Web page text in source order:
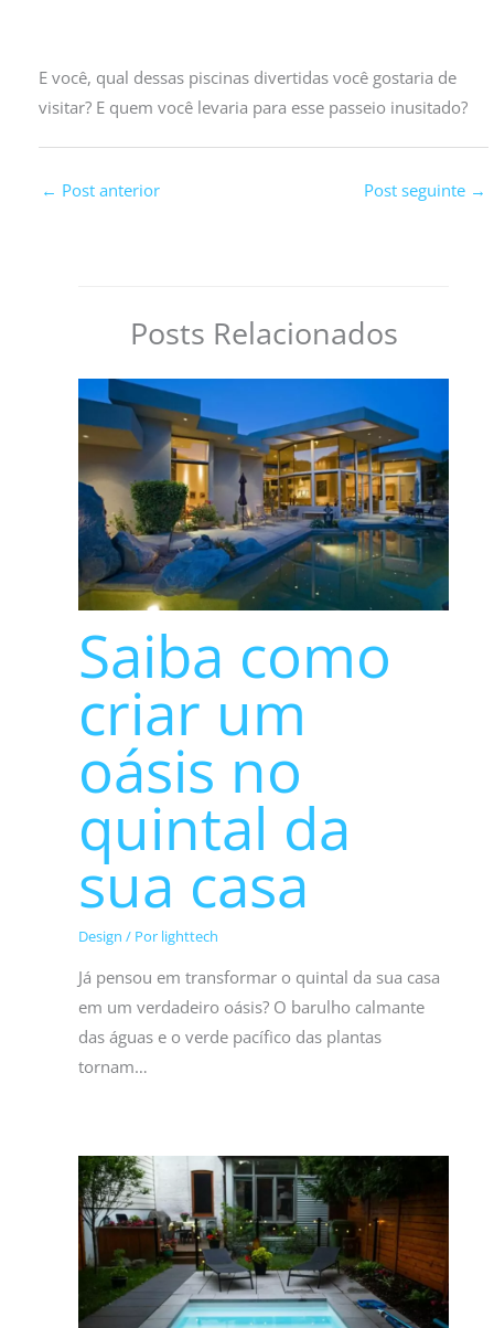
E você, qual dessas piscinas divertidas você gostaria de
visitar? E quem você levaria para esse passeio inusitado?
← Post anterior Post seguinte →
Posts Relacionados
Saiba como
criar um
oásis no
quintal da
sua casa
Design / Por lighttech
Já pensou em transformar o quintal da sua casa
em um verdadeiro oásis? O barulho calmante
das águas e o verde pacífico das plantas
tornam…